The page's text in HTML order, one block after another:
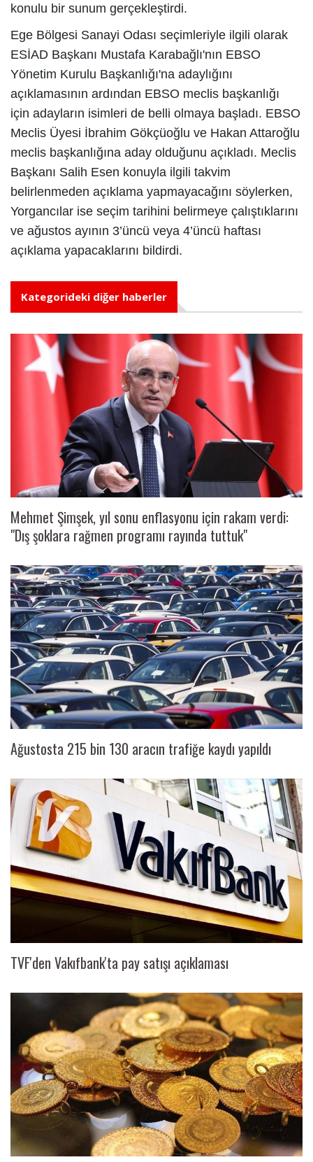
konulu bir sunum gerçekleştirdi.
Ege Bölgesi Sanayi Odası seçimleriyle ilgili olarak
ESİAD Başkanı Mustafa Karabağlı'nın EBSO
Yönetim Kurulu Başkanlığı'na adaylığını
açıklamasının ardından EBSO meclis başkanlığı
için adayların isimleri de belli olmaya başladı. EBSO
Meclis Üyesi İbrahim Gökçüoğlu ve Hakan Attaroğlu
meclis başkanlığına aday olduğunu açıkladı. Meclis
Başkanı Salih Esen konuyla ilgili takvim
belirlenmeden açıklama yapmayacağını söylerken,
Yorgancılar ise seçim tarihini belirmeye çalıştıklarını
ve ağustos ayının 3’üncü veya 4’üncü haftası
açıklama yapacaklarını bildirdi.
Kategorideki diğer haberler
Mehmet Şimşek, yıl sonu enflasyonu için rakam verdi:
"Dış şoklara rağmen programı rayında tuttuk"
Ağustosta 215 bin 130 aracın trafiğe kaydı yapıldı
TVF'den Vakıfbank'ta pay satışı açıklaması